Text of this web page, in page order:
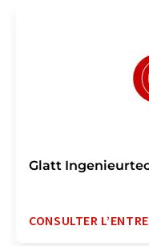
Glatt
CONSULTER